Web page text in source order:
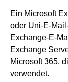
Ein Microsoft
oder Uni-E-
Exchange-E-
Exchange
Microsoft 365,
verwendet.